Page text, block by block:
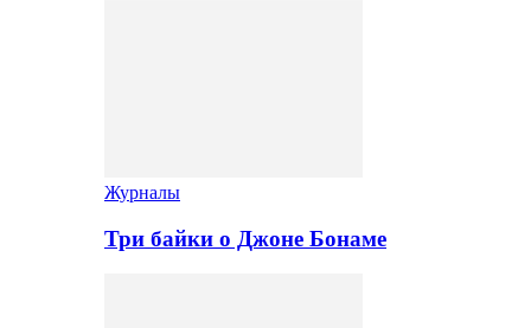
Журналы
Три байки о Джоне Бонаме